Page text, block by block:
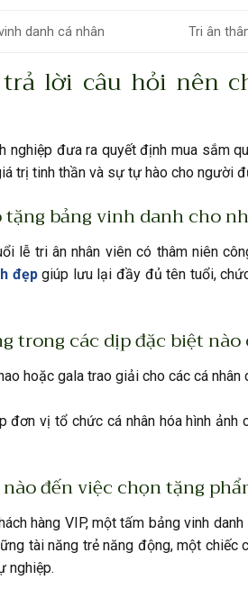
danh cá nhân Tri ân
lời câu hỏi nên
đưa ra quyết định mua sắm
trị tinh thần và sự tự hào cho người
bảng vinh danh cho
lễ tri ân nhân viên có thâm niên
đẹpgiúp lưu lại đầy đủ tên tuổi,
trong các dịp đặc biệt nào
hoặc gala trao giải cho các cá
đơn vị tổ chức cá nhân hóa hình
đến việc chọn tặng
hàng VIP, một tấm bảng vinh
tài năng trẻ năng động, một chiếc
nghiệp.